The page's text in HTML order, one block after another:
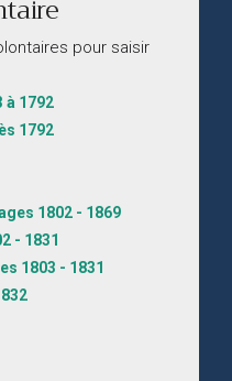
pour saisir
à 1792
1792
1802 - 1869
- 1831
1803 - 1831